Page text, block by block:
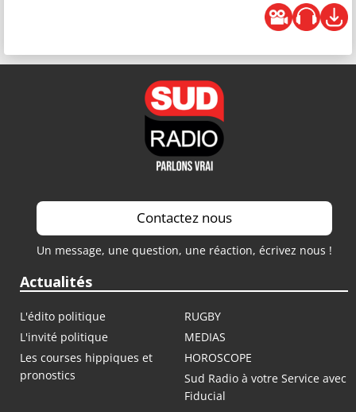
Contactez nous
Un message, une question, une réaction, écrivez nous !
Actualités
L'édito politique
RUGBY
L'invité politique
MEDIAS
Les courses hippiques et
pronostics
HOROSCOPE
Sud Radio à votre Service avec
Fiducial